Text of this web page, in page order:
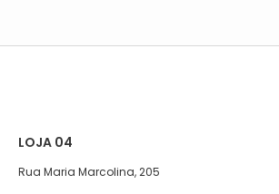
LOJA 04
Rua Maria Marcolina, 205